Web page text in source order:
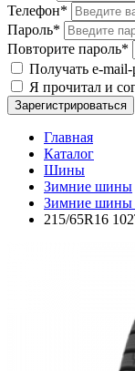
Телефон*
Пароль*
Повторите пароль*
Получать e-
Я прочитал и
Главная
Каталог
Шины
Зимние шины
Зимние шины
215/65R16